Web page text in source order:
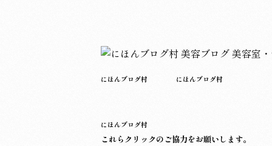
にほんブログ村 にほんブログ村
にほんブログ村
これらクリックのご協力をお願いします。